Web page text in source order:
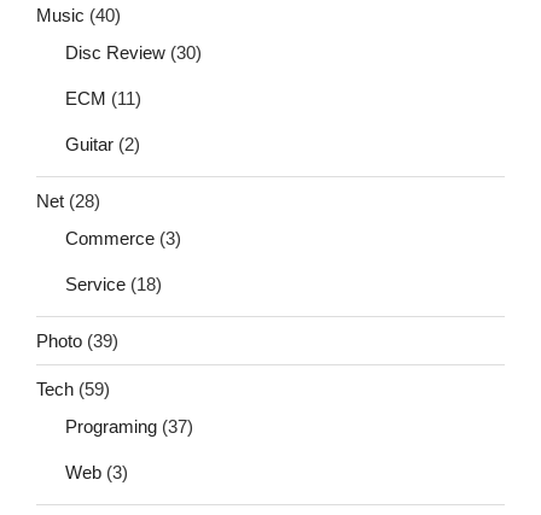
Music (40)
Disc Review (30)
ECM (11)
Guitar (2)
Net (28)
Commerce (3)
Service (18)
Photo (39)
Tech (59)
Programing (37)
Web (3)